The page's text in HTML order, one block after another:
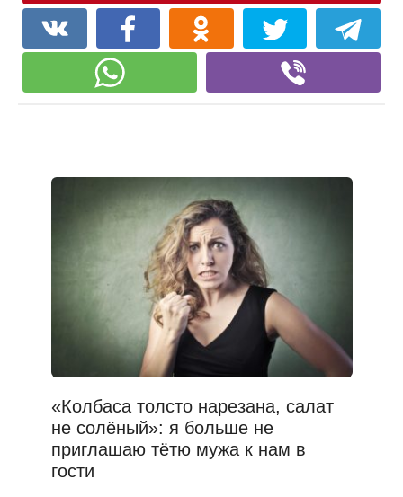
«Колбаса толсто нарезана, салат
не солёный»: я больше не
приглашаю тётю мужа к нам в
гости